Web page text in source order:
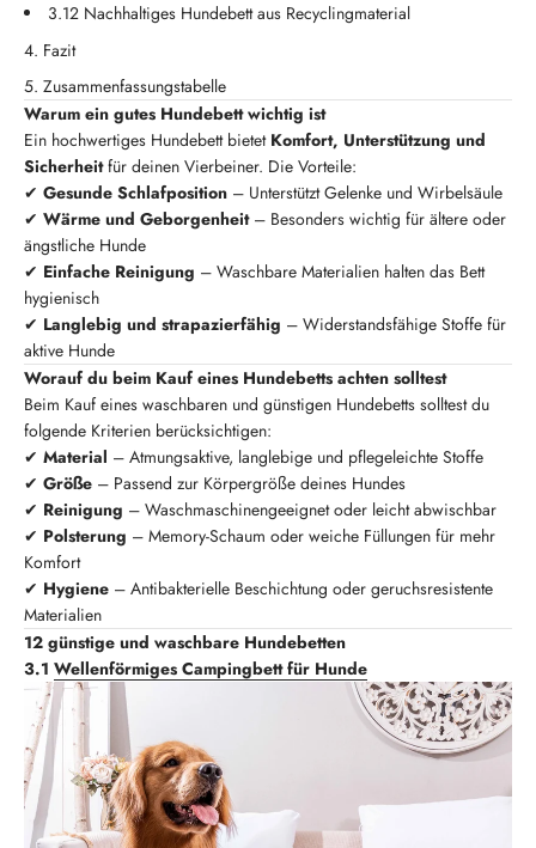
3.12 Nachhaltiges Hundebett aus Recyclingmaterial
Fazit
Zusammenfassungstabelle
Warum ein gutes Hundebett wichtig ist
Ein hochwertiges Hundebett bietet Komfort, Unterstützung und
Sicherheitfür deinen Vierbeiner. Die Vorteile:
✔ Gesunde Schlafposition – Unterstützt Gelenke und Wirbelsäule
✔ Wärme und Geborgenheit– Besonders wichtig für ältere oder
ängstliche Hunde
✔ Einfache Reinigung – Waschbare Materialien halten das Bett
hygienisch
✔ Langlebig und strapazierfähig – Widerstandsfähige Stoffe für
aktive Hunde
Worauf du beim Kauf eines Hundebetts achten solltest
Beim Kauf eines waschbaren und günstigen Hundebetts solltest du
folgende Kriterien berücksichtigen:
✔ Material – Atmungsaktive, langlebige und pflegeleichte Stoffe
✔ Größe – Passend zur Körpergröße deines Hundes
✔ Reinigung – Waschmaschinengeeignet oder leicht abwischbar
✔ Polsterung – Memory-Schaum oder weiche Füllungen für mehr
Komfort
✔ Hygiene – Antibakterielle Beschichtung oder geruchsresistente
Materialien
12 günstige und waschbare Hundebetten
3.1 Wellenförmiges Campingbett für Hunde